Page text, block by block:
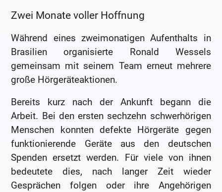
Zwei Monate voller Hoffnung
Während eines zweimonatigen Aufenthalts in
Brasilien organisierte Ronald Wessels
gemeinsam mit seinem Team erneut mehrere
große Hörgeräteaktionen.
Bereits kurz nach der Ankunft begann die
Arbeit. Bei den ersten sechzehn schwerhörigen
Menschen konnten defekte Hörgeräte gegen
funktionierende Geräte aus den deutschen
Spenden ersetzt werden. Für viele von ihnen
bedeutete dies, nach langer Zeit wieder
Gesprächen folgen oder ihre Angehörigen